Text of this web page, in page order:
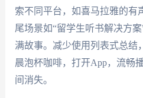
索不同平台，如喜马拉雅的有
尾场景如“留学生听书解决方
满故事。减少使用列表式总结
晨泡杯咖啡，打开App，流畅
间消失。